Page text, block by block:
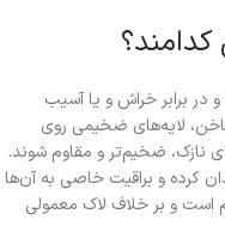
در برابر خراش و یا آسیب
لایه‌‌های ضخیمی روی
نازک، ضخیم‌تر و مقاوم شوند.
کرده و براقیت خاصی به آن‌ها
است و بر خلاف لاک معمولی